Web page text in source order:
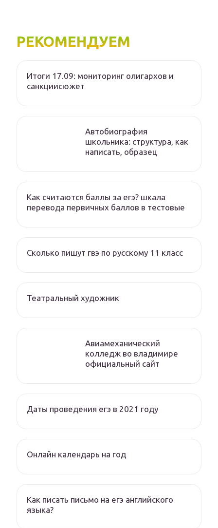
РЕКОМЕНДУЕМ
Итоги 17.09: мониторинг олигархов и
санкциисюжет
Автобиография
школьника: структура, как
написать, образец
Как считаются баллы за егэ? шкала
перевода первичных баллов в тестовые
Сколько пишут гвэ по русскому 11 класс
Театральный художник
Авиамеханический
колледж во владимире
официальный сайт
Даты проведения егэ в 2021 году
Онлайн календарь на год
Как писать письмо на егэ английского
языка?